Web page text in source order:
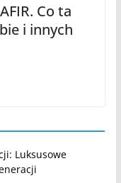
Co ta
i innych
Luksusowe